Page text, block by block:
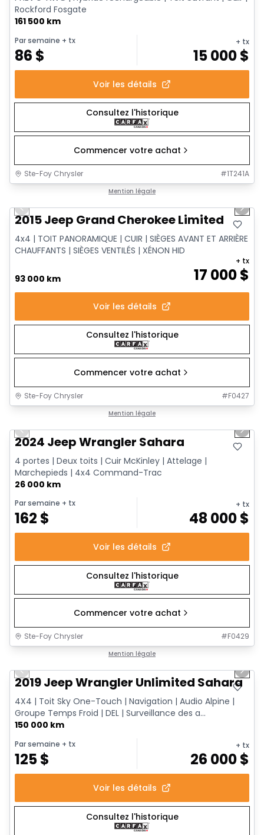
Rockford Fosgate
161 500 km
Par semaine + tx
86 $
+ tx
15 000$
Voir les détails
Consultez l'historique
Commencer votre achat
Ste-Foy Chrysler #1T241A
Mention légale
Previous slide Next
2015 Jeep Grand Cherokee Limited
4x4 | TOIT PANORAMIQUE | CUIR | SIÈGES AVANT ET ARRIÈRE
CHAUFFANTS | SIÈGES VENTILÉS | XÉNON HID
93 000 km 17 000$
+ tx
Voir les détails
Consultez l'historique
Commencer votre achat
Ste-Foy Chrysler #F0427
Mention légale
Previous slide Next
2024 Jeep Wrangler Sahara
4 portes | Deux toits | Cuir McKinley | Attelage |
Marchepieds | 4x4 Command-Trac
26 000 km
Par semaine + tx
162 $
+ tx
48 000$
Voir les détails
Consultez l'historique
Commencer votre achat
Ste-Foy Chrysler #F0429
Mention légale
Previous slide Next
2019 Jeep Wrangler Unlimited Sahara
4X4 | Toit Sky One-Touch | Navigation | Audio Alpine |
Groupe Temps Froid | DEL | Surveillance des a...
150 000 km
Par semaine + tx
125$
+ tx
26 000$
Voir les détails
Consultez l'historique